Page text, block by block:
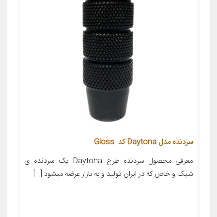
سردنده مدل Daytona کد Gloss
معرفی محصول سردنده طرح Daytona یک سردنده ی
شیک و خاص که در ایران تولید و به بازار عرضه میشود […]